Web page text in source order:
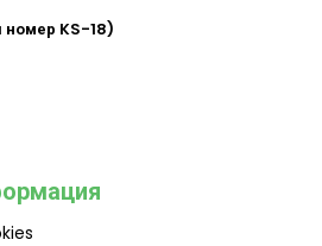
номер KS-18)